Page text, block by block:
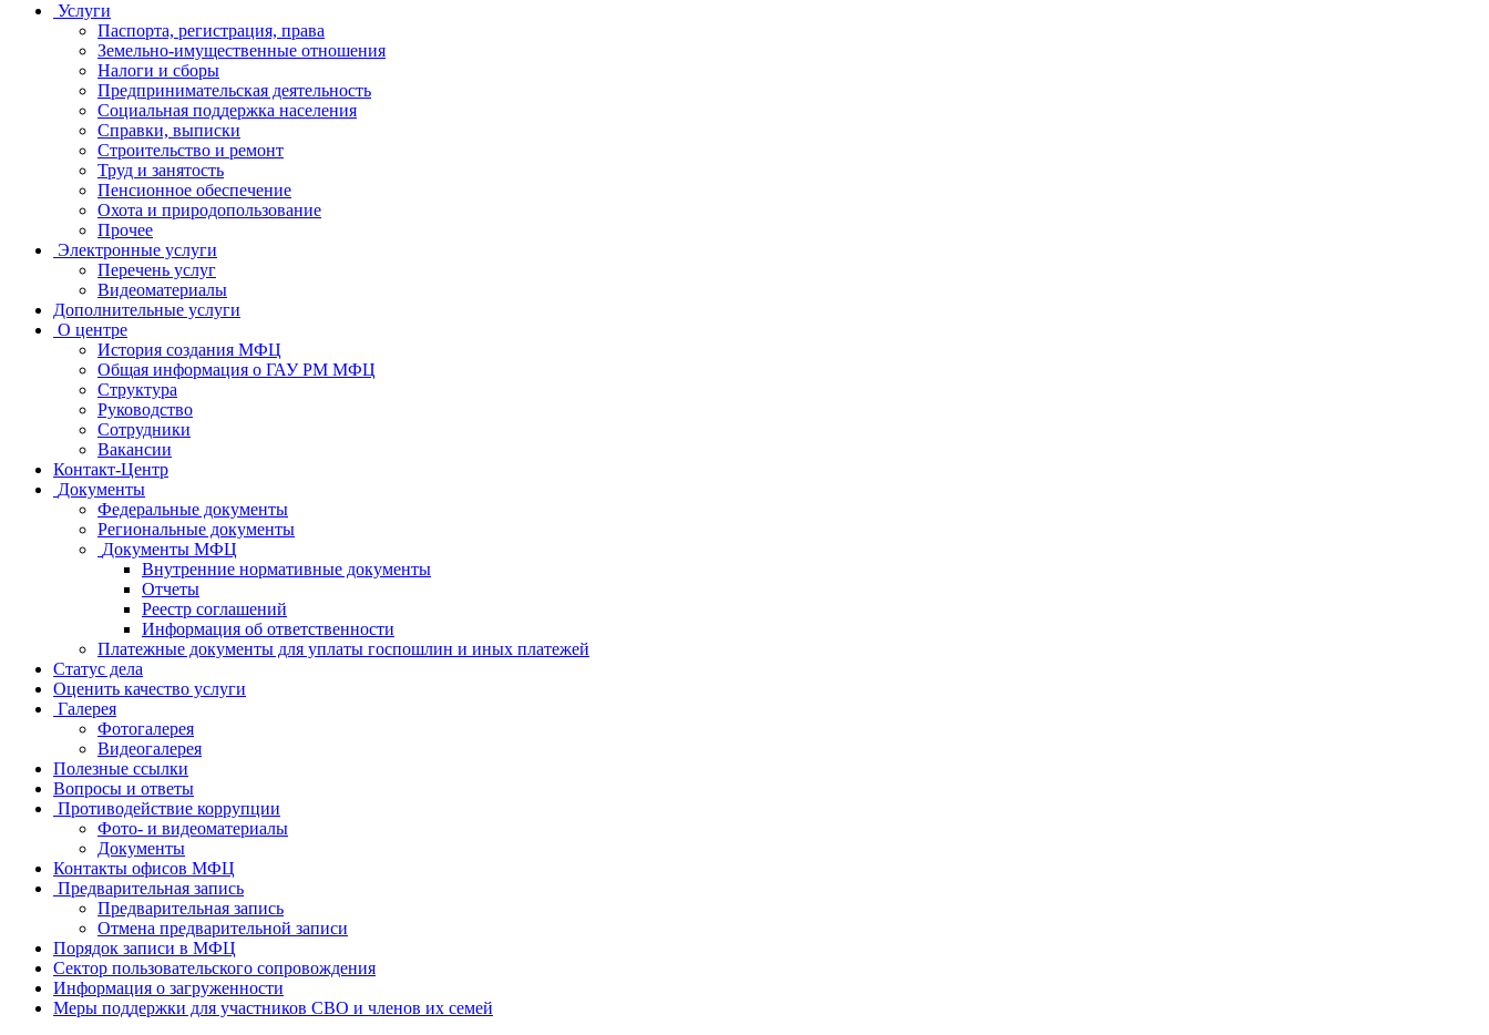
Услуги
Паспорта, регистрация, права
Земельно-имущественные отношения
Налоги и сборы
Предпринимательская деятельность
Социальная поддержка населения
Справки, выписки
Строительство и ремонт
Труд и занятость
Пенсионное обеспечение
Охота и природопользование
Прочее
Электронные услуги
Перечень услуг
Видеоматериалы
Дополнительные услуги
О центре
История создания МФЦ
Общая информация о ГАУ РМ МФЦ
Структура
Руководство
Сотрудники
Вакансии
Контакт-Центр
Документы
Федеральные документы
Региональные документы
Документы МФЦ
Внутренние нормативные документы
Отчеты
Реестр соглашений
Информация об ответственности
Платежные документы для уплаты госпошлин и иных платежей
Статус дела
Оценить качество услуги
Галерея
Фотогалерея
Видеогалерея
Полезные ссылки
Вопросы и ответы
Противодействие коррупции
Фото- и видеоматериалы
Документы
Контакты офисов МФЦ
Предварительная запись
Предварительная запись
Отмена предварительной записи
Порядок записи в МФЦ
Сектор пользовательского сопровождения
Информация о загруженности
Меры поддержки для участников СВО и членов их семей